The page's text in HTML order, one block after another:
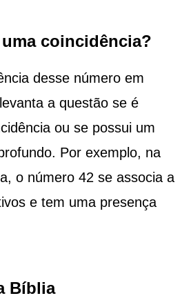
coincidência?
desse número em
a questão se é
ou se possui um
Por exemplo, na
o número 42 se associa a
e tem uma presença
Bíblia